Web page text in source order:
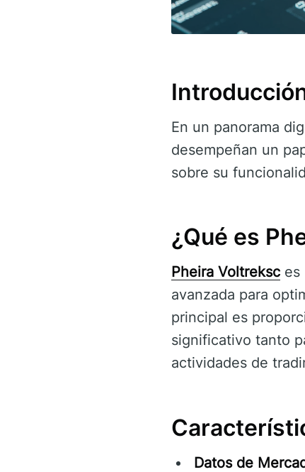
En un panorama
desempeñan un
sobre su
¿Qué es
Pheira Voltreksc es
avanzada para
principal es
significativo tanto
actividades de
Datos de